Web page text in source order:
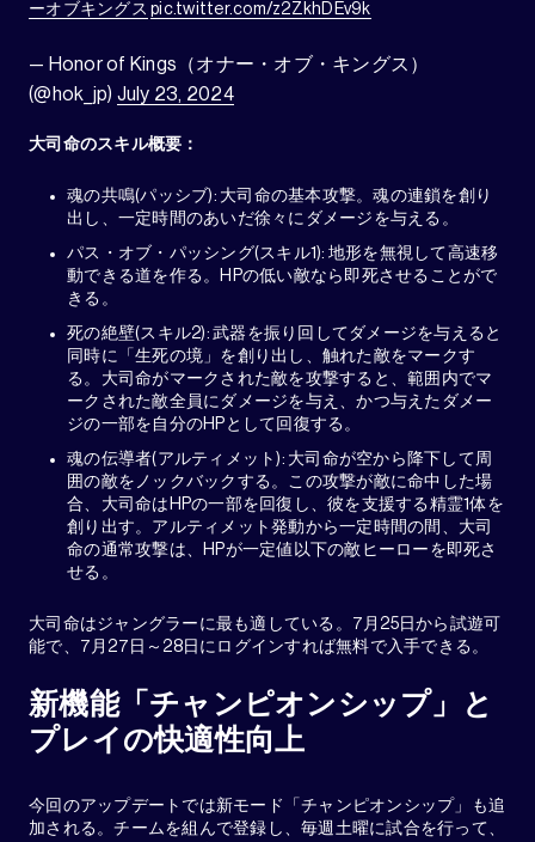
ーオブキングス pic.twitter.com/z2ZkhDEv9k
— Honor of Kings（オナー・オブ・キングス）
(@hok_jp) July 23, 2024
大司命のスキル概要：
魂の共鳴(パッシブ): 大司命の基本攻撃。魂の連鎖を創り
出し、一定時間のあいだ徐々にダメージを与える。
パス・オブ・パッシング(スキル1): 地形を無視して高速移
動できる道を作る。HPの低い敵なら即死させることがで
きる。
死の絶壁(スキル2): 武器を振り回してダメージを与えると
同時に「生死の境」を創り出し、触れた敵をマークす
る。大司命がマークされた敵を攻撃すると、範囲内でマ
ークされた敵全員にダメージを与え、かつ与えたダメー
ジの一部を自分のHPとして回復する。
魂の伝導者(アルティメット): 大司命が空から降下して周
囲の敵をノックバックする。この攻撃が敵に命中した場
合、大司命はHPの一部を回復し、彼を支援する精霊1体を
創り出す。アルティメット発動から一定時間の間、大司
命の通常攻撃は、HPが一定値以下の敵ヒーローを即死さ
せる。
大司命はジャングラーに最も適している。7月25日から試遊可
能で、7月27日～28日にログインすれば無料で入手できる。
新機能「チャンピオンシップ」と
プレイの快適性向上
今回のアップデートでは新モード「チャンピオンシップ」も追
加される。チームを組んで登録し、毎週土曜に試合を行って、